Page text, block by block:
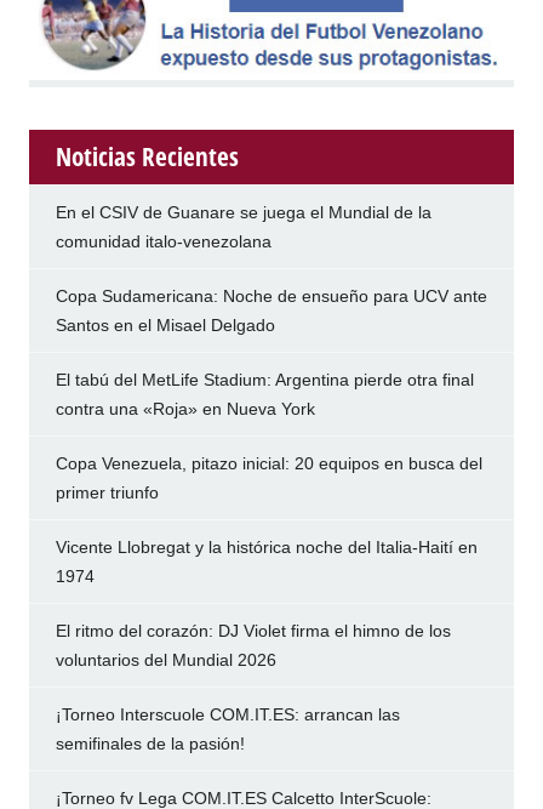
Noticias Recientes
En el CSIV de Guanare se juega el Mundial de la
comunidad italo-venezolana
Copa Sudamericana: Noche de ensueño para UCV ante
Santos en el Misael Delgado
El tabú del MetLife Stadium: Argentina pierde otra final
contra una «Roja» en Nueva York
Copa Venezuela, pitazo inicial: 20 equipos en busca del
primer triunfo
Vicente Llobregat y la histórica noche del Italia-Haití en
1974
El ritmo del corazón: DJ Violet firma el himno de los
voluntarios del Mundial 2026
¡Torneo Interscuole COM.IT.ES: arrancan las
semifinales de la pasión!
¡Torneo fv Lega COM.IT.ES Calcetto InterScuole: